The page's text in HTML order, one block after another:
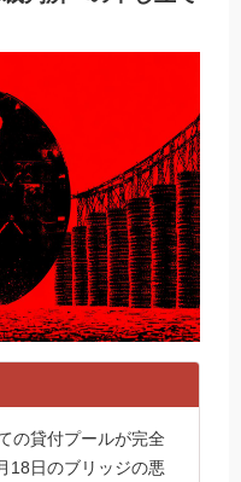
の貸付プールが完全
18日のブリッジの悪